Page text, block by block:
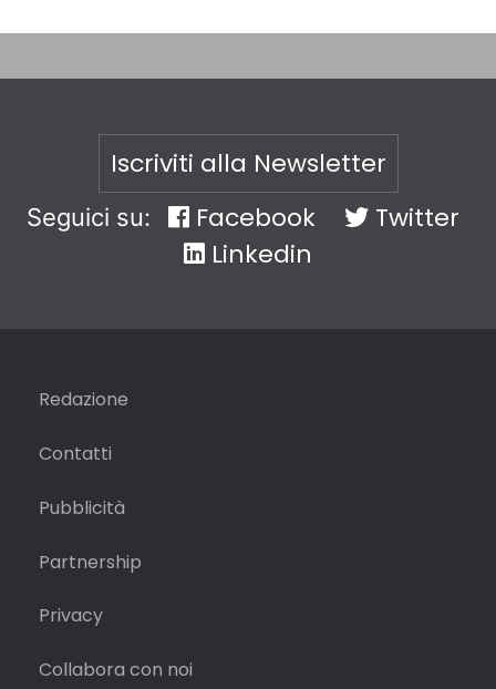
Iscriviti alla Newsletter
Seguici su: Facebook
Twitter
Linkedin
Redazione
Contatti
Pubblicità
Partnership
Privacy
Collabora con noi